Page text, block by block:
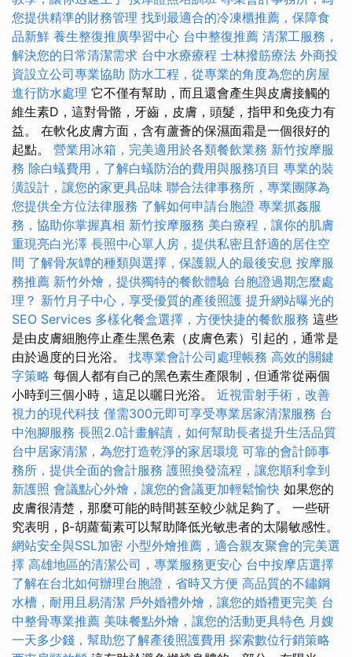
您提供精準的財務管理 找到最適合的冷凍櫃推薦，保障食
品新鮮 養生整復推廣學習中心 台中整復推薦 清潔工服務，
解決您的日常清潔需求 台中水療療程 士林撥筋療法 外商投
資設立公司專業協助 防水工程，從專業的角度為您的房屋
進行防水處理 它不僅有幫助，而且還會產生與皮膚接觸的
維生素D，這對骨骼，牙齒，皮膚，頭髮，指甲和免疫力有
益。 在軟化皮膚方面，含有蘆薈的保濕面霜是一個很好的
起點。 營業用冰箱，完美適用於各類餐飲業務 新竹按摩服
務 除白蟻費用，了解白蟻防治的費用與服務項目 專業的裝
潢設計，讓您的家更具品味 聯合法律事務所，專業團隊為
您提供全方位法律服務 了解如何申請台胞證 專業抓姦服
務，協助你掌握真相 新竹按摩服務 美白療程，讓你的肌膚
重現亮白光澤 長照中心單人房，提供私密且舒適的居住空
間 了解骨灰罈的種類與選擇，保護親人的最後安息 按摩服
務推薦 新竹外燴，提供獨特的餐飲體驗 台胞證過期怎麼處
理？ 新竹月子中心，享受優質的產後照護 提升網站曝光的
SEO Services 多樣化餐盒選擇，方便快捷的餐飲服務 這些
是由皮膚細胞停止產生黑色素（皮膚色素）引起的，通常是
由於過度的日光浴。 找專業會計公司處理帳務 高效的關鍵
字策略 每個人都有自己的黑色素生產限制，但通常從兩個
小時到三個小時，這足以曬日光浴。 近視雷射手術，改善
視力的現代科技 僅需300元即可享受專業居家清潔服務 台
中泡腳服務 長照2.0計畫解讀，如何幫助長者提升生活品質
台中居家清潔，為您打造乾淨的家居環境 可靠的會計師事
務所，提供全面的會計服務 護照換發流程，讓您順利拿到
新護照 會議點心外燴，讓您的會議更加輕鬆愉快 如果您的
皮膚很清楚，那麼可能的時間甚至較少就足夠了。 一些研
究表明，β-胡蘿蔔素可以幫助降低光敏患者的太陽敏感性。
網站安全與SSL加密 小型外燴推薦，適合親友聚會的完美選
擇 高雄地區的清潔公司，專業服務更安心 台中按摩店選擇
了解在台北如何辦理台胞證，省時又方便 高品質的不鏽鋼
水槽，耐用且易清潔 戶外婚禮外燴，讓您的婚禮更完美 台
中整骨專業推薦 美味餐點外燴，讓您的活動更具特色 月嫂
一天多少錢，幫助您了解產後照護費用 探索數位行銷策略